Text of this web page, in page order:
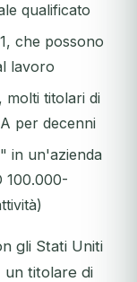
qualificato
che possono
lavoro
molti titolari di
per decenni
in un'azienda
100.000-
gli Stati Uniti
un titolare di